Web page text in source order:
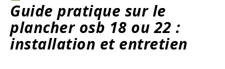
Guide pratique sur le
plancher osb 18 ou 22 :
installation et entretien